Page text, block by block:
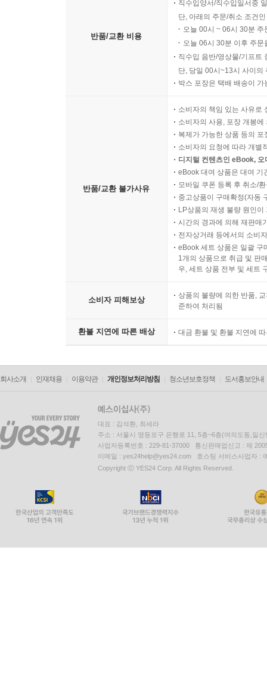
반품/교환 비용
직수입양서/직수입일서중
단, 아래의 주문/취소 조건
오늘 00시 ~ 06시 30분
오늘 06시 30분 이후 주
직수입 음반/영상물/기프트
단, 당일 00시~13시 사이의
박스 포장은 택배 배송이
반품/교환 불가사유
소비자의 책임 있는 사유로
소비자의 사용, 포장 개봉
복제가 가능한 상품 등의
소비자의 요청에 따라 개별
디지털 컨텐츠인 eBook,
eBook 대여 상품은 대여 기
모바일 쿠폰 등록 후 취소/
중고상품이 구매확정(자동
LP상품의 재생 불량 원인
시간의 경과에 의해 재판매
전자상거래 등에서의 소비
eBook 세트 상품은 일괄 구
1개의 상품으로 취급 및 판
우, 세트 상품 전부 및 세트
소비자 피해보상
상품의 불량에 의한 반품,
준하여 처리됨
환불 지연에 따른 배상 대금 환불 및 환불 지연에
회사소개 인재채용 이용약관 개인정보처리방침 청소년보호정책 도서홍보안내
대표 : 김석환, 최세라
주소 : 서울시 영등포구 은행로 11, 5층~6층(여의도동,일신
사업자등록번호 : 229-81-37000 통신판매업신고 : 제
이메일 : yes24help@yes24.com 호스팅 서비스사업자 :
Copyright ⓒ YES24 Corp. All Rights Reserved.